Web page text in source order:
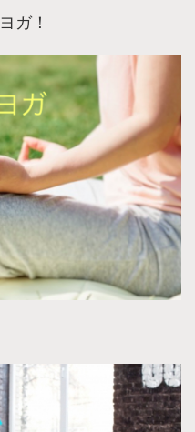
ガ！